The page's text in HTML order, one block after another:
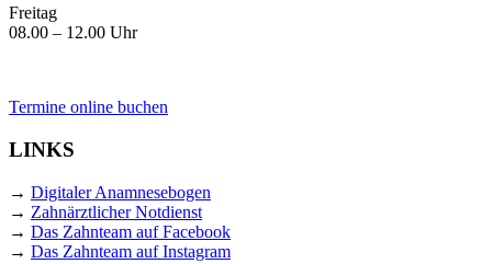
Freitag
08.00 – 12.00 Uhr
Termine online buchen
LINKS
→ Digitaler Anamnesebogen
→ Zahnärztlicher Notdienst
→ Das Zahnteam auf Facebook
→ Das Zahnteam auf Instagram